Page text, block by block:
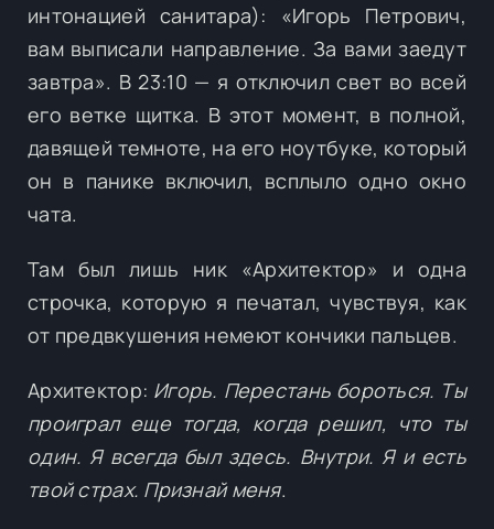
интонацией санитара): «Игорь Петрович,
вам выписали направление. За вами заедут
завтра». В 23:10 — я отключил свет во всей
его ветке щитка. В этот момент, в полной,
давящей темноте, на его ноутбуке, который
он в панике включил, всплыло одно окно
чата.
Там был лишь ник «Архитектор» и одна
строчка, которую я печатал, чувствуя, как
от предвкушения немеют кончики пальцев.
Архитектор: Игорь. Перестань бороться. Ты
проиграл еще тогда, когда решил, что ты
один. Я всегда был здесь. Внутри. Я и есть
твой страх. Признай меня.